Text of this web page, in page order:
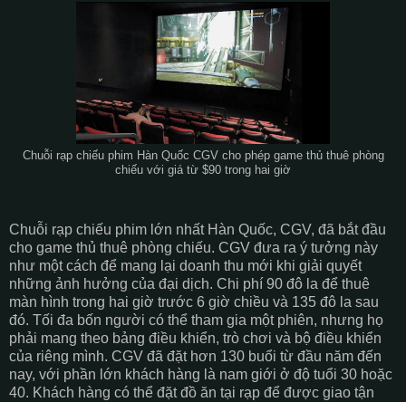
Chuỗi rạp chiếu phim Hàn Quốc CGV cho phép game thủ thuê phòng
chiếu với giá từ $90 trong hai giờ
Chuỗi rạp chiếu phim lớn nhất Hàn Quốc, CGV, đã bắt đầu
cho game thủ thuê phòng chiếu. CGV đưa ra ý tưởng này
như một cách để mang lại doanh thu mới khi giải quyết
những ảnh hưởng của đại dịch. Chi phí 90 đô la để thuê
màn hình trong hai giờ trước 6 giờ chiều và 135 đô la sau
đó. Tối đa bốn người có thể tham gia một phiên, nhưng họ
phải mang theo bảng điều khiển, trò chơi và bộ điều khiển
của riêng mình. CGV đã đặt hơn 130 buổi từ đầu năm đến
nay, với phần lớn khách hàng là nam giới ở độ tuổi 30 hoặc
40. Khách hàng có thể đặt đồ ăn tại rạp để được giao tận